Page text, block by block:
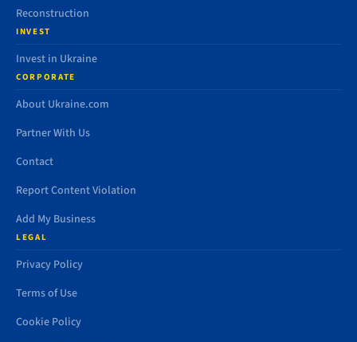
Reconstruction
INVEST
Invest in Ukraine
CORPORATE
About Ukraine.com
Partner With Us
Contact
Report Content Violation
Add My Business
LEGAL
Privacy Policy
Terms of Use
Cookie Policy